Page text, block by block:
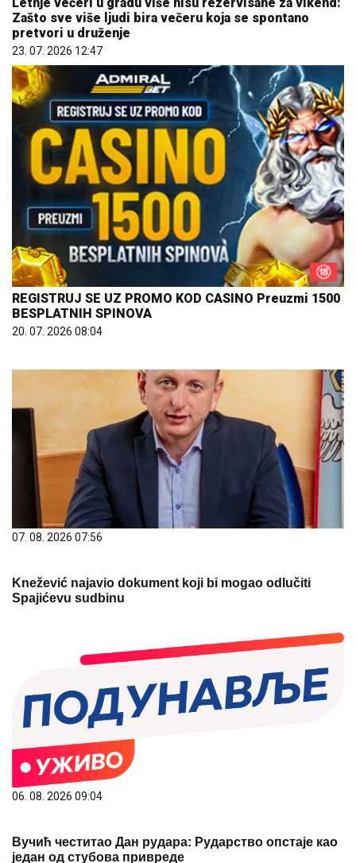
Zašto sve više ljudi bira večeru koja se spontano
pretvori u druženje
23. 07. 2026 12:47
REGISTRUJ SE UZ PROMO KOD CASINO Preuzmi 1500
BESPLATNIH SPINOVA
20. 07. 2026 08:04
07. 08. 2026 07:56
Knežević najavio dokument koji bi mogao odlučiti
Spajićevu sudbinu
06. 08. 2026 09:04
Вучић честитао Дан рудара: Рударство опстаје као
један од стубова привреде